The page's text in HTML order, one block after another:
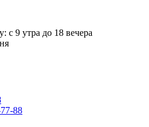
с 9 утра до 18 вечера
88